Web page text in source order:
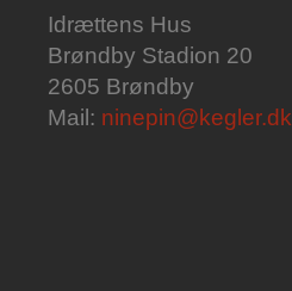
Idrættens Hus
Brøndby Stadion 20
2605 Brøndby
Mail: ninepin@kegler.dk